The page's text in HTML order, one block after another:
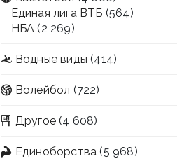
Единая лига ВТБ (564)
НБА (2 269)
Водные виды (414)
Волейбол (722)
Другое (4 608)
Единоборства (5 968)